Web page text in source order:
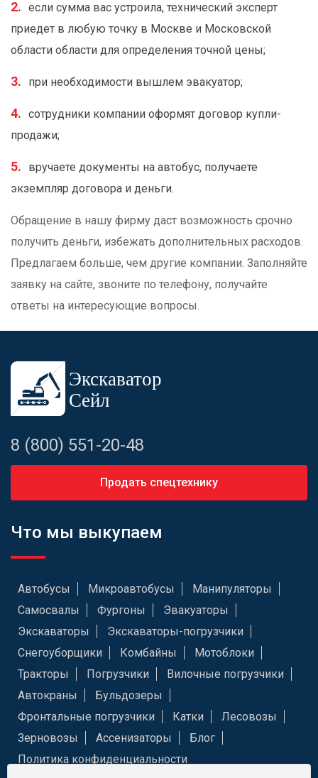
если сумма вас устроила, технический эксперт
приедет в любую точку в Москве и Московской
области области для определения точной цены;
при необходимости вышлем эвакуатор;
сотрудники компании оформят договор купли-
продажи;
вручаете документы на автобус, получаете
экземпляр договора и деньги.
Обращение в нашу фирму даст возможность срочно
получить деньги, избежать дополнительных расходов.
Предлагаем больше, чем другие компании. Заполняйте
заявку на сайте, звоните по телефону, получайте
ответы на интересующие вопросы.
8 (800) 551-20-48
Продать спецтехнику
Что мы выкупаем
Автобусы Микроавтобусы
Манипуляторы
Самосвалы
Фургоны
Эвакуаторы
Экскаваторы
Экскаваторы-погрузчики
Снегоуборщики
Комбайны
Мотоблоки
Тракторы
Погрузчики
Вилочные погрузчики
Автокраны
Бульдозеры
Фронтальные погрузчики
Катки
Лесовозы
Зерновозы
Ассенизаторы
Блог
Политика конфиденциальности